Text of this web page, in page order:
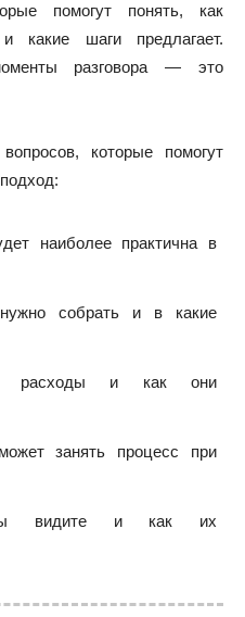
помогут понять, как
какие шаги предлагает.
разговора — это
которые помогут
наиболее практична в
собрать и в какие
расходы и как они
занять процесс при
видите и как их